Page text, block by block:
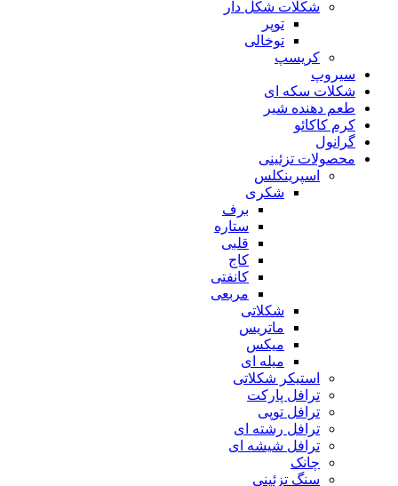
شکلات شکل دار
توپر
توخالی
کریسپ
سیروپ
شکلات سکه ای
طعم دهنده شیر
کرم کاکائو
گرانول
محصولات تزئینی
اسپرینکلس
شکری
برف
ستاره
قلبی
کاج
کانفتی
مربعی
شکلاتی
ماتریس
میکس
میله ای
استیکر شکلاتی
ترافل پارکت
ترافل توپی
ترافل رشته ای
ترافل شیشه ای
چانک
سنگ تزئینی